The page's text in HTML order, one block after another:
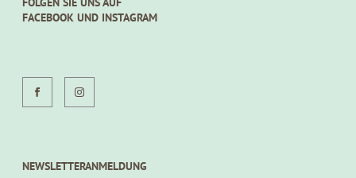
FACEBOOK UND INSTAGRAM
NEWSLETTERANMELDUNG